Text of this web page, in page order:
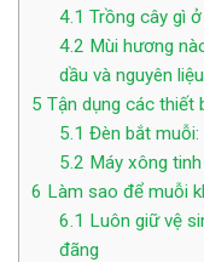
4.1 Trồng cây gì
4.2 Mùi hương
dầu và nguyên
5 Tận dụng các thiết
5.1 Đèn bắt muỗi:
5.2 Máy xông
6 Làm sao để muỗi
6.1 Luôn giữ vệ
đãng